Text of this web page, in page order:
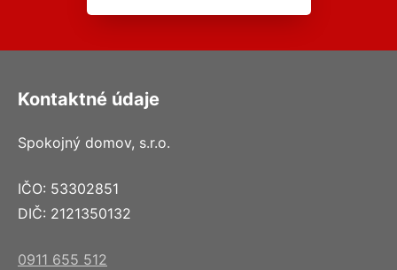
Kontaktné údaje
Spokojný domov, s.r.o.
IČO: 53302851
DIČ: 2121350132
0911 655 512